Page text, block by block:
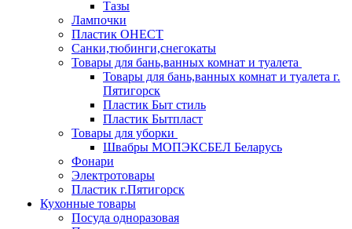
Тазы
Лампочки
Пластик ОНЕСТ
Санки,тюбинги,снегокаты
Товары для бань,ванных комнат и туалета
Товары для бань,ванных комнат и туалета г.
Пятигорск
Пластик Быт стиль
Пластик Бытпласт
Товары для уборки
Швабры МОПЭКСБЕЛ Беларусь
Фонари
Электротовары
Пластик г.Пятигорск
Кухонные товары
Посуда одноразовая